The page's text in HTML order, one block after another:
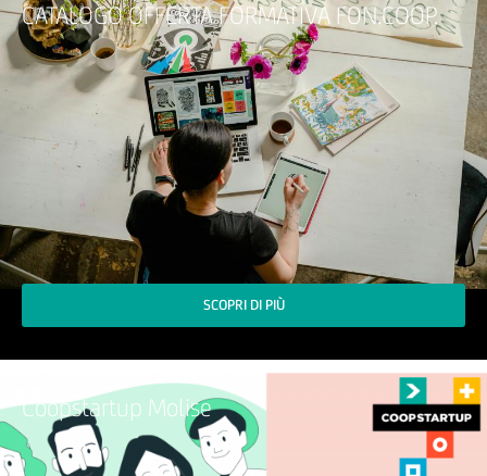
CATALOGO OFFERTA FORMATIVA FON.COOP.
SCOPRI DI PIÙ
Coopstartup Molise